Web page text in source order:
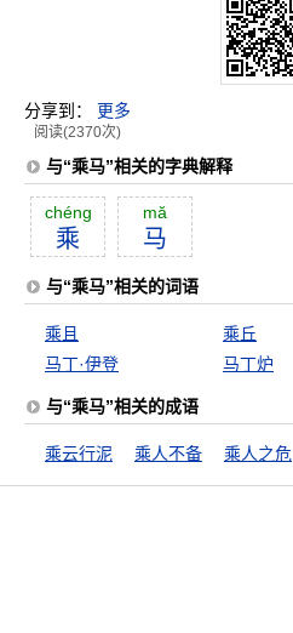
分享到： 更多
阅读(2370次)
与“乘马”相关的字典解释
chéng
乘
mă
马
与“乘马”相关的词语
乘且 乘丘
马丁·伊登
马丁炉
与“乘马”相关的成语
乘云行泥 乘人不备 乘人之危